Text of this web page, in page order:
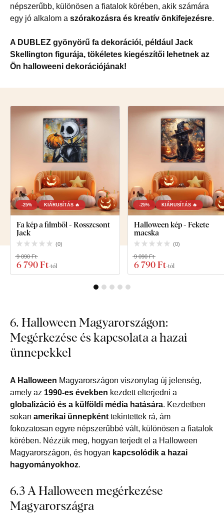
népszerűbb, különösen a fiatalok körében, akik számára
egy jó alkalom a szórakozásra és kreatív önkifejezésre.
A DUBLEZ gyönyörű fa dekorációi, például Jack
Skellington figurája, tökéletes kiegészítői lehetnek az
Ön halloweeni dekorációjának!
-25% KIÁRUSÍTÁS 🔥
Fa kép a filmből - Rosszcsont
Jack
(0)
6 790 Ft-tól
9 090 Ft
-25% KIÁRUSÍTÁS 🔥
Halloween kép - Fekete
macska
(0)
6 790 Ft-tól
9 090 Ft
6. Halloween Magyarországon:
Megérkezése és kapcsolata a hazai
ünnepekkel
A Halloween Magyarországon viszonylag új jelenség,
amely az 1990-es években kezdett elterjedni a
globalizáció és a külföldi média hatására. Kezdetben
sokan amerikai ünnepkénttekintettek rá, ám
fokozatosan egyre népszerűbbé vált, különösen a fiatalok
körében. Nézzük meg, hogyan terjedt el a Halloween
Magyarországon, és hogyan kapcsolódik a hazai
hagyományokhoz.
6.3 A Halloween megérkezése
Magyarországra